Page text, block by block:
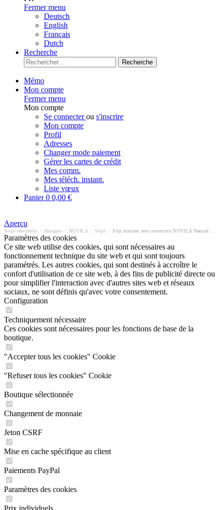
Fermer menu
Deutsch
English
Français
Dutch
Recherche
Recherche
Mémo
Mon compte
Fermer menu
Mon compte
Se connecterou s'inscrire
Mon compte
Profil
Adresses
Changer mode paiement
Gérer les cartes de crédit
Mes comm.
Mes téléch. instant.
Liste vœux
Panier0 0,00 €
Aperçu
Sous-vêtements Marques NOVILA Slips
Paramètres des cookies
Ce site web utilise des cookies, qui sont nécessaires au
fonctionnement technique du site web et qui sont toujours
paramétrés. Les autres cookies, qui sont destinés à accroître le
confort d'utilisation de ce site web, à des fins de publicité directe ou
pour simplifier l'interaction avec d'autres sites web et réseaux
sociaux, ne sont définis qu'avec votre consentement.
Configuration
Techniquement nécessaire
Ces cookies sont nécessaires pour les fonctions de base de la
boutique.
"Accepter tous les cookies" Cookie
"Refuser tous les cookies" Cookie
Boutique sélectionnée
Changement de monnaie
Jeton CSRF
Mise en cache spécifique au client
Paiements PayPal
Paramètres des cookies
Prix individuels